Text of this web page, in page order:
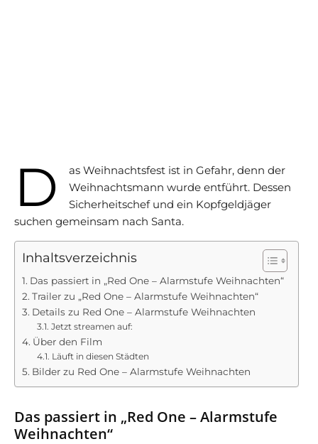
D
as Weihnachtsfest ist in Gefahr, denn der
Weihnachtsmann wurde entführt. Dessen
Sicherheitschef und ein Kopfgeldjäger
suchen gemeinsam nach Santa.
Inhaltsverzeichnis
Das passiert in „Red One – Alarmstufe Weihnachten“
Trailer zu „Red One – Alarmstufe Weihnachten“
Details zu Red One – Alarmstufe Weihnachten
Jetzt streamen auf:
Über den Film
Läuft in diesen Städten
Bilder zu Red One – Alarmstufe Weihnachten
Das passiert in „Red One – Alarmstufe
Weihnachten“